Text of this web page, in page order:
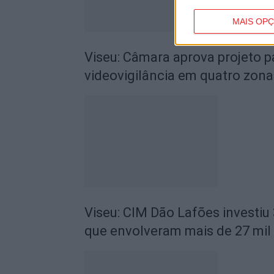
MAIS
Viseu: Câmara aprova projeto
videovigilância em quatro
Viseu: CIM Dão Lafões
que envolveram mais de 27